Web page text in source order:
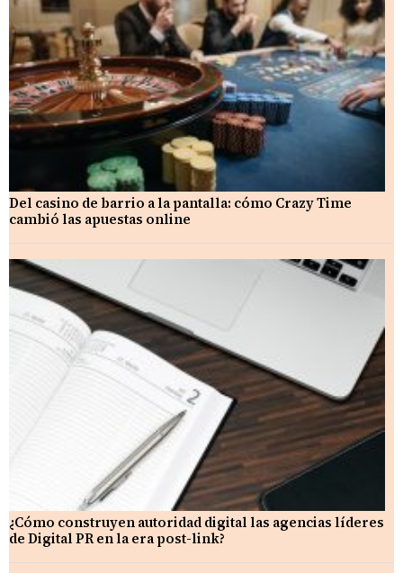
Del casino de barrio a la pantalla: cómo Crazy Time
cambió las apuestas online
¿Cómo construyen autoridad digital las agencias líderes
de Digital PR en la era post-link?